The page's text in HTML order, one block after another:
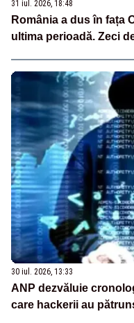
31 iul. 2026, 18:48
România a dus în fața
ultima perioadă. Zeci
30 iul. 2026, 13:33
ANP dezvăluie
care hackerii au